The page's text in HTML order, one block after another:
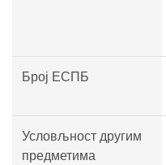
Број ЕСПБ
Условљност другим
предметима